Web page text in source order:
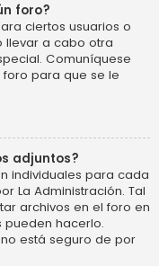
foro?
ciertos usuarios o
llevar a cabo otra
Comuníquese
para que se le
adjuntos?
individuales para cada
La Administración. Tal
archivos en el foro en
pueden hacerlo.
está seguro de por